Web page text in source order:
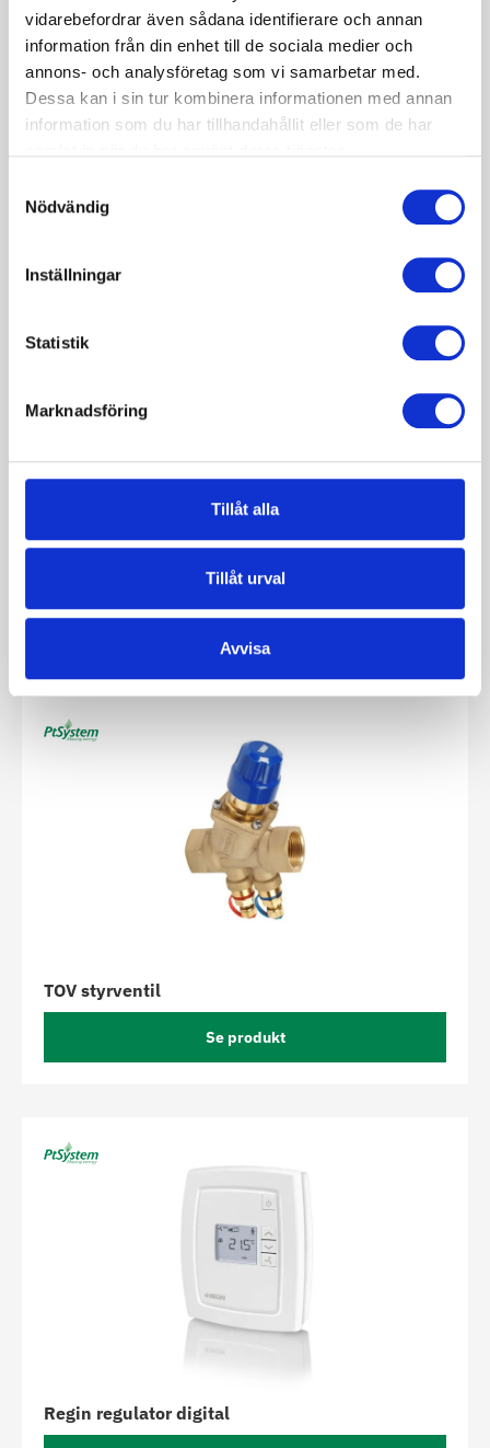
vidarebefordrar även sådana identifierare och annan
information från din enhet till de sociala medier och
annons- och analysföretag som vi samarbetar med.
Dessa kan i sin tur kombinera informationen med annan
information som du har tillhandahållit eller som de har
Nödvändig
Inställningar
Statistik
Marknadsföring
Tillåt alla
Tillåt urval
Avvisa
Se produkt
TOV styrventil
Se produkt
Regin regulator digital